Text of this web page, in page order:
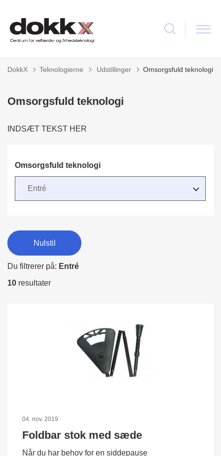
DokkX Teknologierne Tilbage til
Udstillinger Omsorgsfuld teknologi
Omsorgsfuld teknologi
INDSÆT TEKST HER
Omsorgsfuld teknologi
Nulstil
Du filtrerer på: Entré
10 resultater
04. nov. 2019
Foldbar stok med sæde
Når du har behov for en siddepause